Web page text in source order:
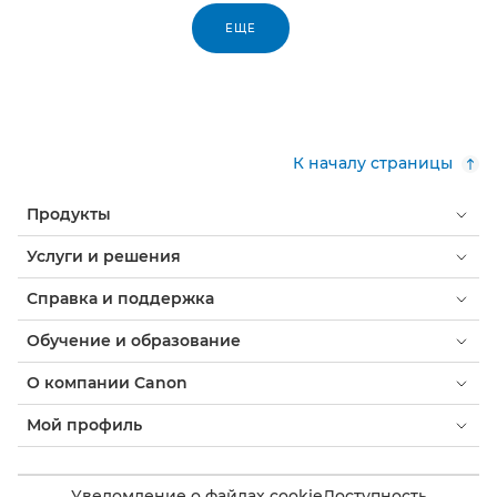
ЕЩЕ
К началу страницы
Продукты
Услуги и решения
Справка и поддержка
Обучение и образование
О компании Canon
Мой профиль